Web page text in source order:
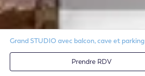
Grand STUDIO avec balcon, cave et parking
Prendre RDV